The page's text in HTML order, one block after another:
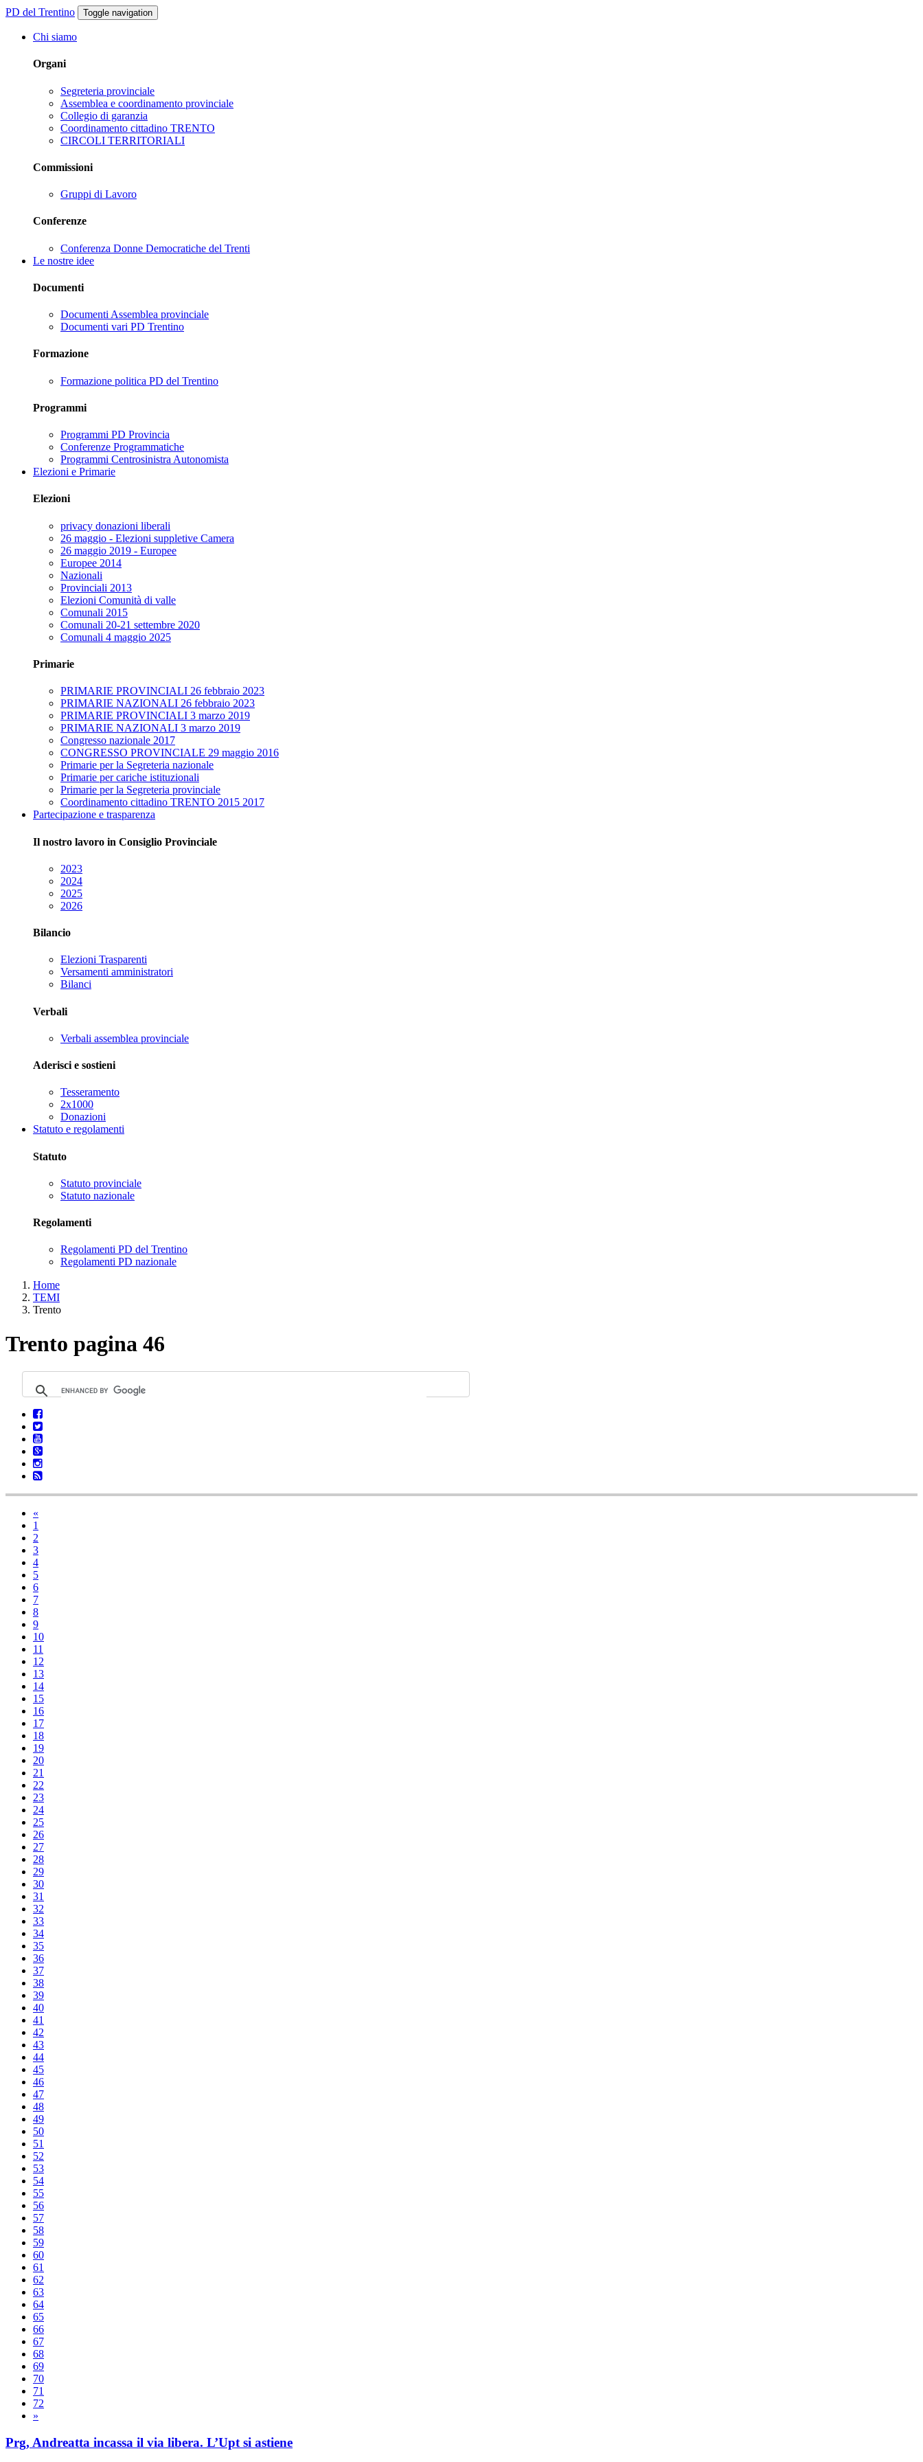
PD del Trentino Toggle navigation
Chi siamo
Organi
Segreteria provinciale
Assemblea e coordinamento provinciale
Collegio di garanzia
Coordinamento cittadino TRENTO
CIRCOLI TERRITORIALI
Commissioni
Gruppi di Lavoro
Conferenze
Conferenza Donne Democratiche del Trenti
Le nostre idee
Documenti
Documenti Assemblea provinciale
Documenti vari PD Trentino
Formazione
Formazione politica PD del Trentino
Programmi
Programmi PD Provincia
Conferenze Programmatiche
Programmi Centrosinistra Autonomista
Elezioni e Primarie
Elezioni
privacy donazioni liberali
26 maggio - Elezioni suppletive Camera
26 maggio 2019 - Europee
Europee 2014
Nazionali
Provinciali 2013
Elezioni Comunità di valle
Comunali 2015
Comunali 20-21 settembre 2020
Comunali 4 maggio 2025
Primarie
PRIMARIE PROVINCIALI 26 febbraio 2023
PRIMARIE NAZIONALI 26 febbraio 2023
PRIMARIE PROVINCIALI 3 marzo 2019
PRIMARIE NAZIONALI 3 marzo 2019
Congresso nazionale 2017
CONGRESSO PROVINCIALE 29 maggio 2016
Primarie per la Segreteria nazionale
Primarie per cariche istituzionali
Primarie per la Segreteria provinciale
Coordinamento cittadino TRENTO 2015 2017
Partecipazione e trasparenza
Il nostro lavoro in Consiglio Provinciale
2023
2024
2025
2026
Bilancio
Elezioni Trasparenti
Versamenti amministratori
Bilanci
Verbali
Verbali assemblea provinciale
Aderisci e sostieni
Tesseramento
2x1000
Donazioni
Statuto e regolamenti
Statuto
Statuto provinciale
Statuto nazionale
Regolamenti
Regolamenti PD del Trentino
Regolamenti PD nazionale
Home
TEMI
Trento
Trento pagina 46
«
1
2
3
4
5
6
7
8
9
10
11
12
13
14
15
16
17
18
19
20
21
22
23
24
25
26
27
28
29
30
31
32
33
34
35
36
37
38
39
40
41
42
43
44
45
46
47
48
49
50
51
52
53
54
55
56
57
58
59
60
61
62
63
64
65
66
67
68
69
70
71
72
»
Prg, Andreatta incassa il via libera. L’Upt si astiene